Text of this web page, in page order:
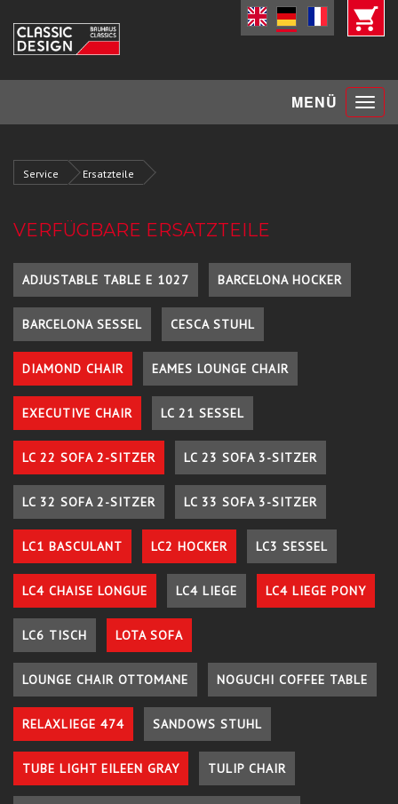
MENÜ Toggle
Service Ersatzteile
VERFÜGBARE ERSATZTEILE
ADJUSTABLE TABLE E 1027 BARCELONA HOCKER
BARCELONA SESSEL CESCA STUHL
DIAMOND CHAIR EAMES LOUNGE CHAIR
EXECUTIVE CHAIR LC 21 SESSEL
LC 22 SOFA 2-SITZER LC 23 SOFA 3-SITZER
LC 32 SOFA 2-SITZER LC 33 SOFA 3-SITZER
LC1 BASCULANT LC2 HOCKER LC3 SESSEL
LC4 CHAISE LONGUE LC4 LIEGE LC4 LIEGE PONY
LC6 TISCH LOTA SOFA
LOUNGE CHAIR OTTOMANE NOGUCHI COFFEE TABLE
RELAXLIEGE 474 SANDOWS STUHL
TUBE LIGHT EILEEN GRAY TULIP CHAIR